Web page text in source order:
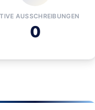
AUSSCHREIBUNGEN
0